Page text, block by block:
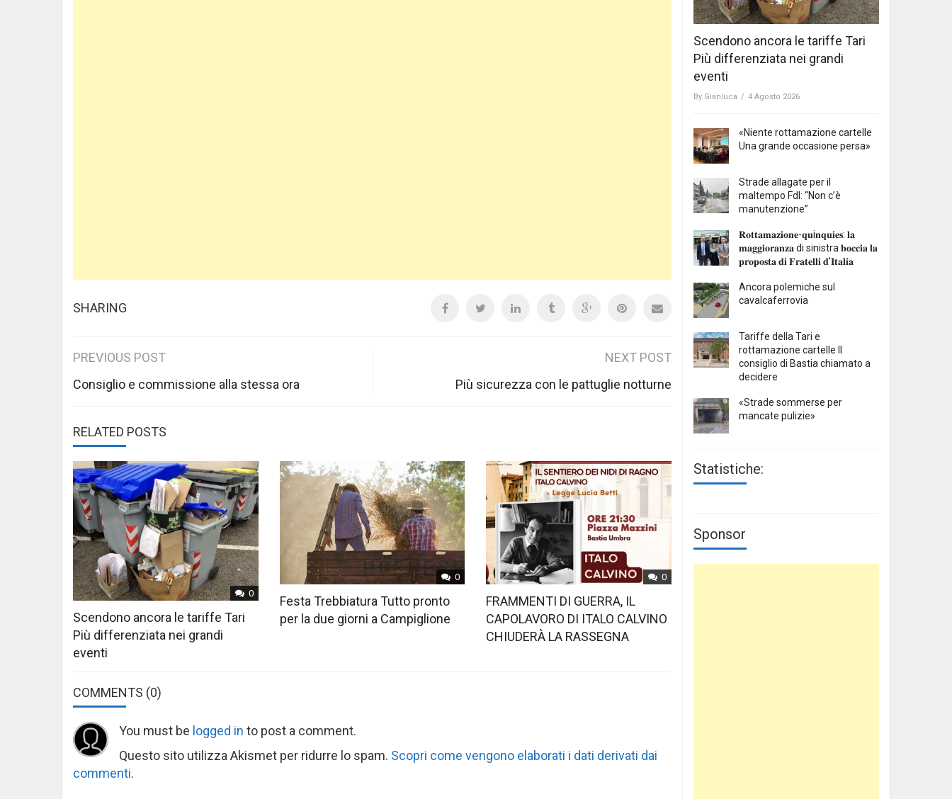
SHARING
Post
navigation
PREVIOUS POST
Consiglio e commissione alla stessa ora
NEXT POST
Più sicurezza con le pattuglie notturne
RELATED POSTS
0
Scendono ancora le tariffe Tari
Più differenziata nei grandi
eventi
0
Festa Trebbiatura Tutto pronto
per la due giorni a Campiglione
0
FRAMMENTI DI GUERRA, IL
CAPOLAVORO DI ITALO CALVINO
CHIUDERÀ LA RASSEGNA
COMMENTS (0)
You must be logged in to post a comment.
Questo sito utilizza Akismet per ridurre lo spam. Scopri come vengono elaborati i dati derivati dai
commenti.
Scendono ancora le tariffe Tari
Più differenziata nei grandi
eventi
By Gianluca / 4 Agosto 2026
«Niente rottamazione cartelle
Una grande occasione persa»
Strade allagate per il
maltempo FdI: “Non c’è
manutenzione”
𝐑𝐨𝐭𝐭𝐚𝐦𝐚𝐳𝐢𝐨𝐧𝐞-𝐪𝐮i𝐧𝐪𝐮𝐢𝐞𝐬: 𝐥𝐚
𝐦𝐚𝐠𝐠𝐢𝐨𝐫𝐚𝐧𝐳𝐚 di sinistra 𝐛𝐨𝐜𝐜𝐢𝐚 𝐥𝐚
𝐩𝐫𝐨𝐩𝐨𝐬𝐭𝐚 𝐝𝐢 𝐅𝐫𝐚𝐭𝐞𝐥𝐥𝐢 𝐝’𝐈𝐭𝐚𝐥𝐢𝐚
Ancora polemiche sul
cavalcaferrovia
Tariffe della Tari e
rottamazione cartelle Il
consiglio di Bastia chiamato a
decidere
«Strade sommerse per
mancate pulizie»
Statistiche:
Sponsor